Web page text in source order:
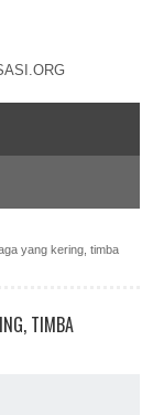
yang kering, timba
TIMBA